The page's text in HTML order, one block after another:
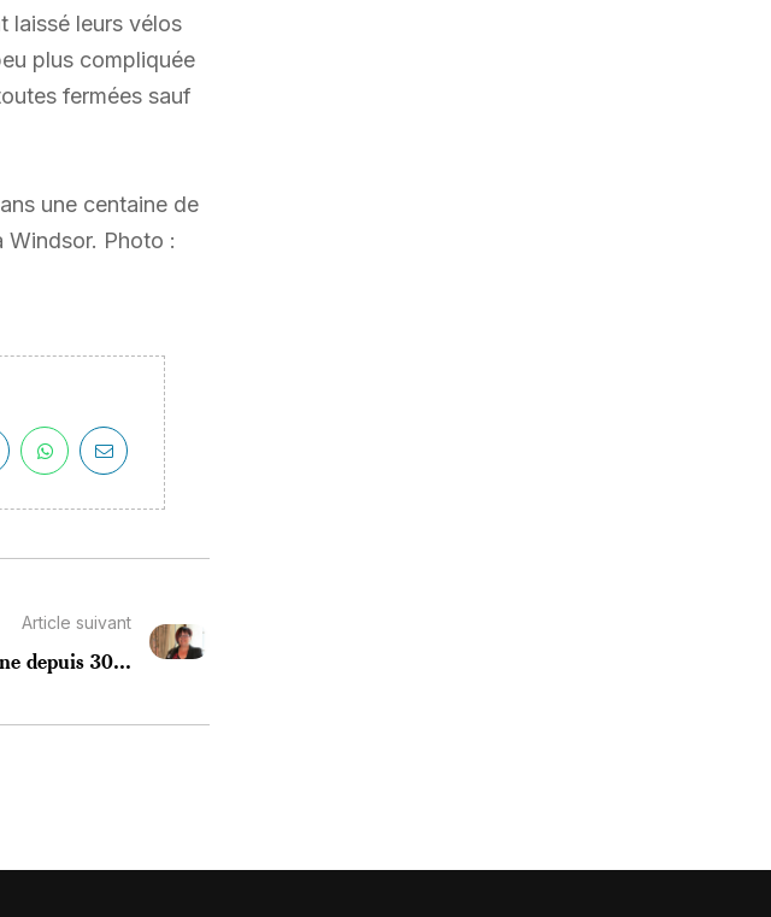
laissé leurs vélos
plus compliquée
fermées sauf
une centaine de
Windsor. Photo :
Article suivant
depuis 30...